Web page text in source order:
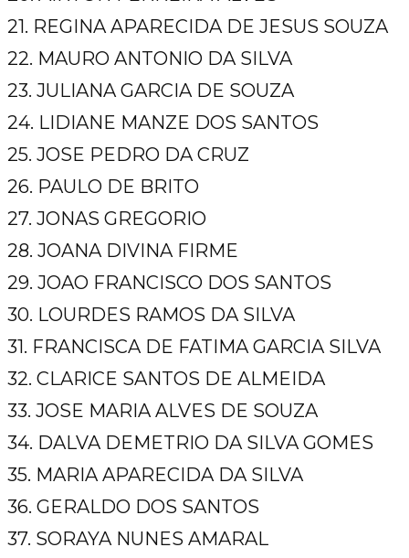
21. REGINA APARECIDA DE JESUS SOUZA
22. MAURO ANTONIO DA SILVA
23. JULIANA GARCIA DE SOUZA
24. LIDIANE MANZE DOS SANTOS
25. JOSE PEDRO DA CRUZ
26. PAULO DE BRITO
27. JONAS GREGORIO
28. JOANA DIVINA FIRME
29. JOAO FRANCISCO DOS SANTOS
30. LOURDES RAMOS DA SILVA
31. FRANCISCA DE FATIMA GARCIA SILVA
32. CLARICE SANTOS DE ALMEIDA
33. JOSE MARIA ALVES DE SOUZA
34. DALVA DEMETRIO DA SILVA GOMES
35. MARIA APARECIDA DA SILVA
36. GERALDO DOS SANTOS
37. SORAYA NUNES AMARAL